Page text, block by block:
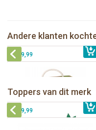
Andere klanten
€ 10,99
Sophie de giraf So'Pure Senso'Ball
€ 19,99
Toppers van dit merk
Sophie de giraf Rollin' speelrol IEUF
€ 26,99
Sophie de giraf Activity Wheel
€ 39,99